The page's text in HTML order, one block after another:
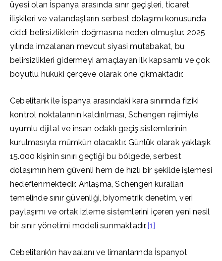
üyesi olan İspanya arasında sınır geçişleri, ticaret
ilişkileri ve vatandaşların serbest dolaşımı konusunda
ciddi belirsizliklerin doğmasına neden olmuştur. 2025
yılında imzalanan mevcut siyasi mutabakat, bu
belirsizlikleri gidermeyi amaçlayan ilk kapsamlı ve çok
boyutlu hukuki çerçeve olarak öne çıkmaktadır.
Cebelitarık ile İspanya arasındaki kara sınırında fiziki
kontrol noktalarının kaldırılması, Schengen rejimiyle
uyumlu dijital ve insan odaklı geçiş sistemlerinin
kurulmasıyla mümkün olacaktır. Günlük olarak yaklaşık
15.000 kişinin sınırı geçtiği bu bölgede, serbest
dolaşımın hem güvenli hem de hızlı bir şekilde işlemesi
hedeflenmektedir. Anlaşma, Schengen kuralları
temelinde sınır güvenliği, biyometrik denetim, veri
paylaşımı ve ortak izleme sistemlerini içeren yeni nesil
bir sınır yönetimi modeli sunmaktadır.[1]
Cebelitarık’ın havaalanı ve limanlarında İspanyol